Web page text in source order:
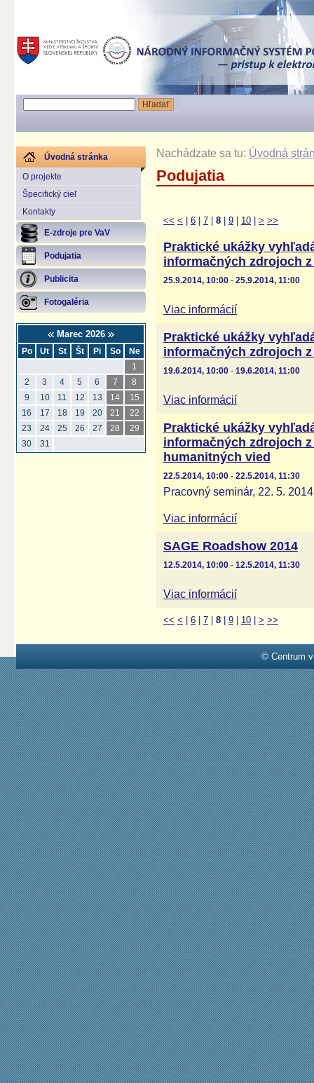
Úvodná stránka
O projekte
Špecifický cieľ
Kontakty
E-zdroje pre VaV
Podujatia
Publicita
Fotogaléria
Marec 2026
Po Ut St Št Pi So
Ne
1
2
3 4 5 6 7
8
9
10 11 12 13 14
15
16
17 18 19 20 21
22
23
24 25 26 27 28
29
30
31
Nachádzate sa tu: Úvodná
Podujatia
<< < 6 7 8 9 10 > >>
Praktické ukážky
informačných zdrojoch
25.9.2014, 10:00 - 25.9.2014, 11:00
Viac informácií
Praktické ukážky
informačných zdrojoch
19.6.2014, 10:00 - 19.6.2014, 11:00
Viac informácií
Praktické ukážky
informačných zdrojoch
humanitných vied
22.5.2014, 10:00 - 22.5.2014, 11:30
Pracovný seminár, 22. 5. 2014
Viac informácií
SAGE Roadshow 2014
12.5.2014, 10:00 - 12.5.2014, 11:30
Viac informácií
<< < 6 7 8 9 10 > >>
© Centrum